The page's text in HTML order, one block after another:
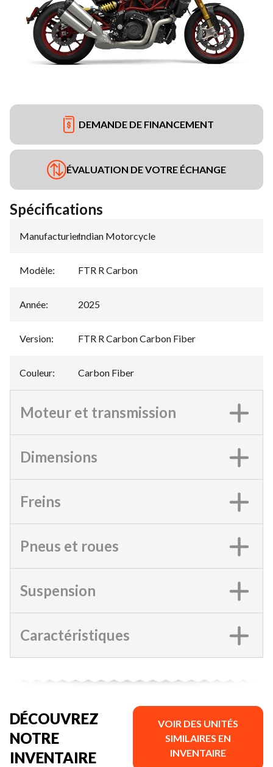
DEMANDE DE FINANCEMENT
ÉVALUATION DE VOTRE ÉCHANGE
Spécifications
Manufacturier:
Indian Motorcycle
Modèle: FTR R Carbon
Année: 2025
Version: FTR R Carbon Carbon Fiber
Couleur: Carbon Fiber
Moteur et transmission
Dimensions
Freins
Pneus et roues
Suspension
Caractéristiques
DÉCOUVREZ
NOTRE
INVENTAIRE
VOIR DES UNITÉS
SIMILAIRES EN
INVENTAIRE